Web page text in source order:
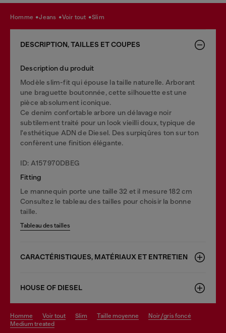
homme jeans voir tout slim
DESCRIPTION, TAILLES ET COUPES
Description du produit
Modèle slim-fit qui épouse la taille naturelle. Arborant
une braguette boutonnée, cette silhouette est une
pièce absolument iconique.
Ce denim confortable arbore un délavage noir
subtilement traité pour un look vieilli doux, typique de
l'esthétique ADN de Diesel. Des surpiqûres ton sur ton
confèrent une finition élégante.
ID: A157970DBEG
Fitting
Le mannequin porte une taille 32 et il mesure 182 cm
Consultez le tableau des tailles pour choisir la bonne
taille.
Tableau des tailles
CARACTÉRISTIQUES, MATÉRIAUX ET ENTRETIEN
HOUSE OF DIESEL
homme voir tout slim taille moyenne
noir/gris foncé
medium treated